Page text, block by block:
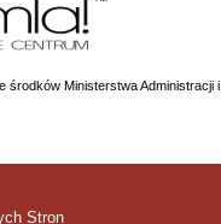
środków Ministerstwa Administracji i
Stron